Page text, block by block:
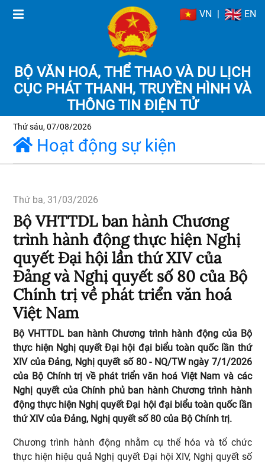
VN | EN
BỘ VĂN HOÁ, THỂ THAO VÀ DU LỊCH
CỤC PHÁT THANH, TRUYỀN HÌNH VÀ
THÔNG TIN ĐIỆN TỬ
Thứ sáu, 07/08/2026
Hoạt động sự kiện
Thứ ba, 31/03/2026
Bộ VHTTDL ban hành Chương
trình hành động thực hiện Nghị
quyết Đại hội lần thứ XIV của
Đảng và Nghị quyết số 80 của Bộ
Chính trị về phát triển văn hoá
Việt Nam
Bộ VHTTDL ban hành Chương trình hành động của Bộ
thực hiện Nghị quyết Đại hội đại biểu toàn quốc lần thứ
XIV của Đảng, Nghị quyết số 80 - NQ/TW ngày 7/1/2026
của Bộ Chính trị về phát triển văn hoá Việt Nam và các
Nghị quyết của Chính phủ ban hành Chương trình hành
động thực hiện Nghị quyết Đại hội đại biểu toàn quốc lần
thứ XIV của Đảng, Nghị quyết số 80 của Bộ Chính trị.
Chương trình hành động nhằm cụ thể hóa và tổ chức
thực hiện hiệu quả Nghị quyết Đại hội XIV, Nghị quyết số